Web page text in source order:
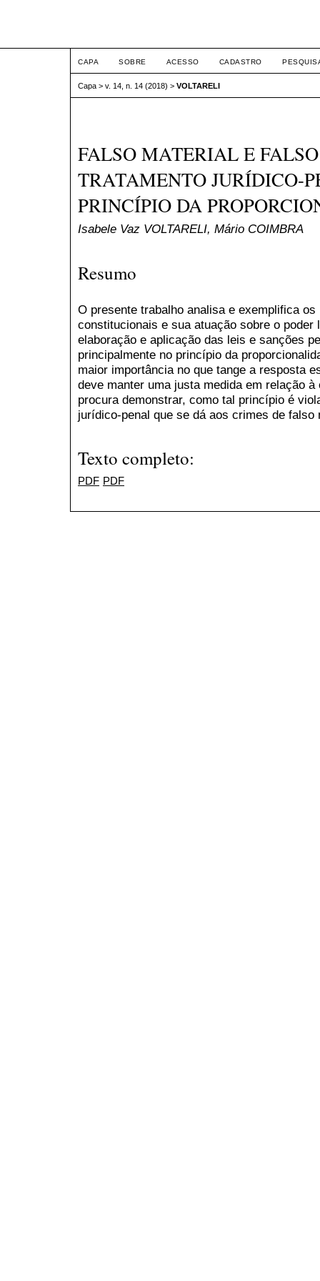
CAPA SOBRE ACESSO CADASTRO
Capa > v. 14, n. 14 (2018) > VOLTARELI
FALSO MATERIAL E
TRATAMENTO JURÍDICO-
PRINCÍPIO DA
Isabele Vaz VOLTARELI, Mário COIMBRA
Resumo
O presente trabalho analisa e exemplifica
constitucionais e sua atuação sobre o
elaboração e aplicação das leis e sanções
principalmente no princípio da
maior importância no que tange a resposta
deve manter uma justa medida em relação
procura demonstrar, como tal princípio é
jurídico-penal que se dá aos crimes de falso
Texto completo:
PDF PDF